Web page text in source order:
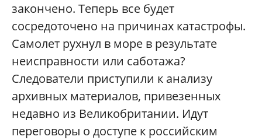
закончено. Теперь все будет
сосредоточено на причинах катастрофы.
Самолет рухнул в море в результате
неисправности или саботажа?
Следователи приступили к анализу
архивных материалов, привезенных
недавно из Великобритании. Идут
переговоры о доступе к российским